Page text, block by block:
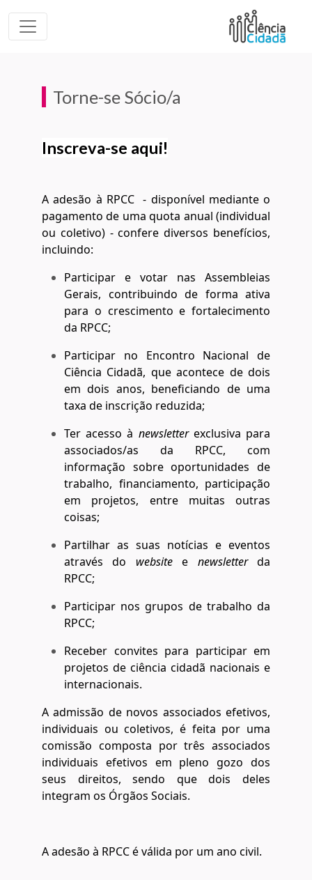
Torne-se Sócio/a
Inscreva-se aqui!
A adesão à RPCC - disponível mediante o
pagamento de uma quota anual (individual
ou coletivo) - confere diversos benefícios,
incluindo:
Participar e votar nas Assembleias
Gerais, contribuindo de forma ativa
para o crescimento e fortalecimento
da RPCC;
Participar no Encontro Nacional de
Ciência Cidadã, que acontece de dois
em dois anos, beneficiando de uma
taxa de inscrição reduzida;
Ter acesso à newsletterexclusiva para
associados/as da RPCC, com
informação sobre oportunidades de
trabalho, financiamento, participação
em projetos, entre muitas outras
coisas;
Partilhar as suas notícias e eventos
através do websitee newsletterda
RPCC;
Participar nos grupos de trabalho da
RPCC;
Receber convites para participar em
projetos de ciência cidadã nacionais e
internacionais.
A admissão de novos associados efetivos,
individuais ou coletivos, é feita por uma
comissão composta por três associados
individuais efetivos em pleno gozo dos
seus direitos, sendo que dois deles
integram os Órgãos Sociais.
A adesão à RPCC é válida por um ano civil.